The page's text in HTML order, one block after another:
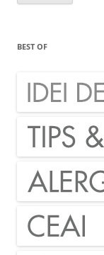
BEST OF